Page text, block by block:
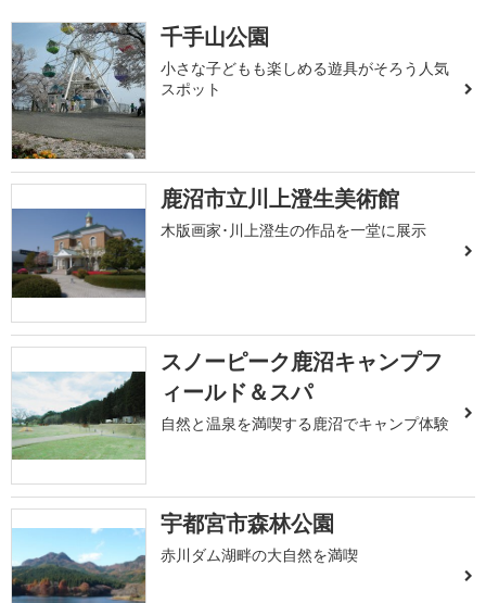
千手山公園
小さな子どもも楽しめる遊具がそろう人気
スポット
鹿沼市立川上澄生美術館
木版画家･川上澄生の作品を一堂に展示
スノーピーク鹿沼キャンプフ
ィールド＆スパ
自然と温泉を満喫する鹿沼でキャンプ体験
宇都宮市森林公園
赤川ダム湖畔の大自然を満喫